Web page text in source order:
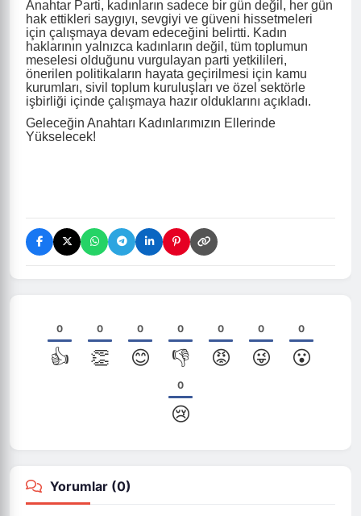
Anahtar Parti, kadınların sadece bir gün değil, her gün
hak ettikleri saygıyı, sevgiyi ve güveni hissetmeleri
için çalışmaya devam edeceğini belirtti. Kadın
haklarının yalnızca kadınların değil, tüm toplumun
meselesi olduğunu vurgulayan parti yetkilileri,
önerilen politikaların hayata geçirilmesi için kamu
kurumları, sivil toplum kuruluşları ve özel sektörle
işbirliği içinde çalışmaya hazır olduklarını açıkladı.
Geleceğin Anahtarı Kadınlarımızın Ellerinde
Yükselecek!
0
👍
0
👏
0
😊
0
👎
0
😡
0
😜
0
😮
0
😢
Yorumlar (0)